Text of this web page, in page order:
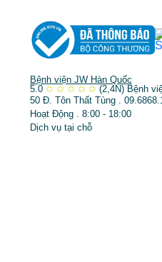
Bệnh viện JW Hàn Quốc
5.0 ✩ ✩ ✩ ✩ ✩ (2,4N) Bệnh
50 Đ. Tôn Thất Tùng .
Hoạt Động . 8:00 - 18:00
Dịch vụ tại chỗ